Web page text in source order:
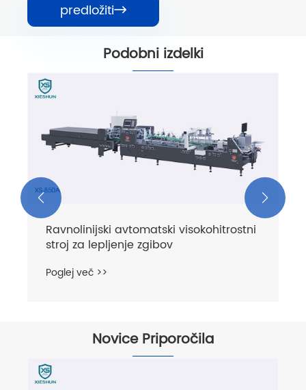
predložiti
Podobni izdelki
Samodejni hitri zgibalni in lepilni stroj
za ravne črte
Poglej več >>
 
Novice Priporočila